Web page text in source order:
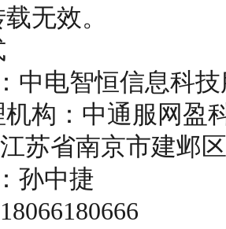
无效。
中电智恒信息科
机构：中通服网盈
苏省南京市建邺
孙中捷